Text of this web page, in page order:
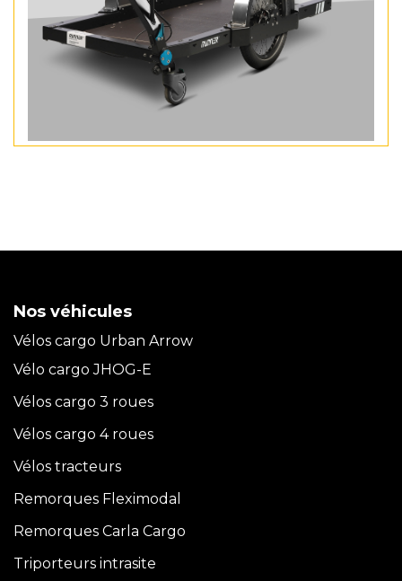
Nos véhicules
Vélos cargo Urban Arrow
Vélo cargo JHOG-E
Vélos cargo 3 roues
Vélos cargo 4 roues
Vélos tracteurs
Remorques Fleximodal
Remorques Carla Cargo
Triporteurs intrasite